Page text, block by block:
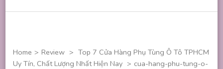
Home > Review > Top 7 Cửa Hàng Phụ Tùng Ô Tô TPHCM
Uy Tín, Chất Lượng Nhất Hiện Nay > cua-hang-phu-tung-o-